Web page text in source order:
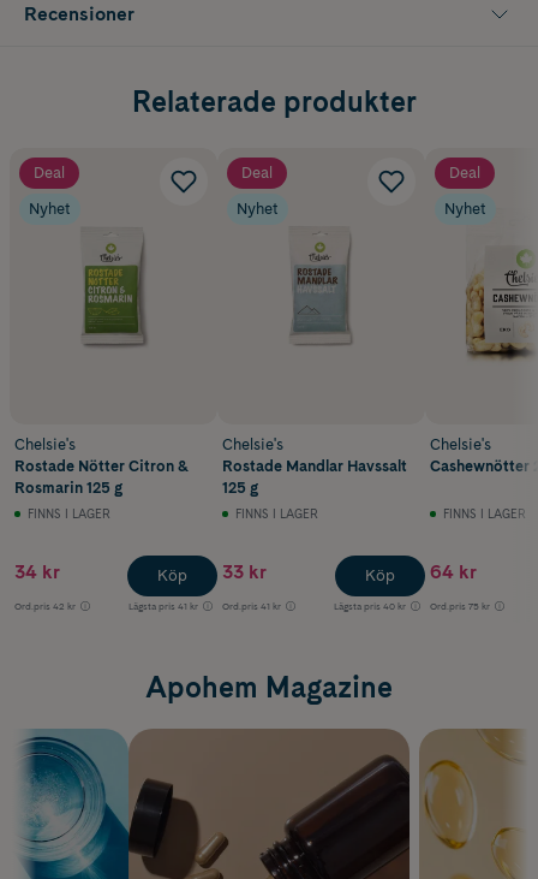
Recensioner
Relaterade produkter
Deal
Nyhet
Chelsie's
Rostade Nötter Citron &
Rosmarin 125 g
FINNS I LAGER
34 kr
Ord.pris 42 kr Lägsta pris 41 kr
Köp
Deal
Nyhet
Chelsie's
Rostade Mandlar Havssalt
125 g
FINNS I LAGER
33 kr
Ord.pris 41 kr Lägsta pris 40 kr
Köp
Deal
Nyhet
Chelsie's
Cashewnötter
FINNS I LAGER
64 kr
Ord.pris 75 kr
Apohem Magazine